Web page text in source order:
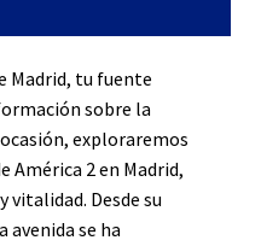
Madrid, tu fuente
sobre la
exploraremos
América 2 en Madrid,
Desde su
avenida se ha